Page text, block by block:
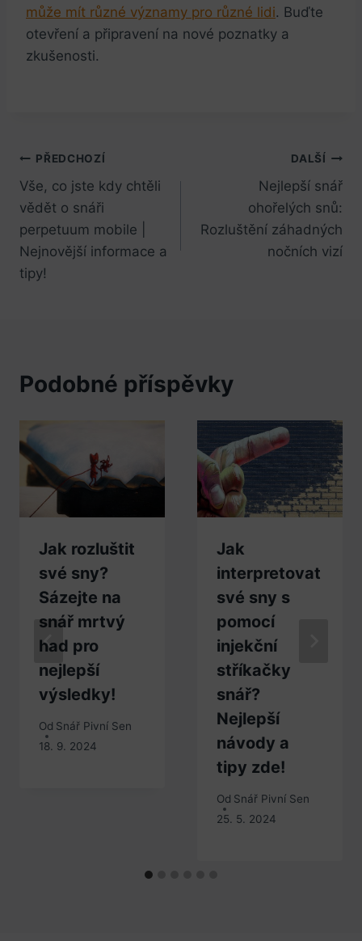
může mít různé významy pro různé lidi. Buďte
otevření a připravení na nové poznatky a
zkušenosti.
Navigace
pro
příspěvek
PŘEDCHOZÍ
Vše, co jste kdy chtěli
vědět o snáři
perpetuum mobile |
Nejnovější informace a
tipy!
DALŠÍ
Nejlepší snář
ohořelých snů:
Rozluštění záhadných
nočních vizí
Podobné příspěvky
Jak rozluštit
své sny?
Sázejte na
snář mrtvý
had pro
nejlepší
výsledky!
Od Snář Pivní Sen
18. 9. 2024
Jak
interpretovat
své sny s
pomocí
injekční
stříkačky
snář?
Nejlepší
návody a
tipy zde!
Od Snář Pivní Sen
25. 5. 2024